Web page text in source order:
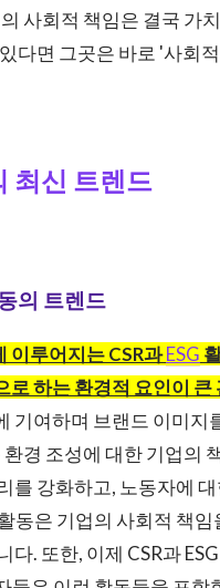
사회적 책임은 결국 가
다면 그곳은 바로 '사회
최신 트렌드
의 트렌드
이루어지는 CSR과ESG
로 하는 환경적 요인이 큰
기여하며 브랜드 이미
경 조성에 대한 기업의
를 강화하고, 노동자에
동은 기업의 사회적 책
다. 또한, 이제 CSR과